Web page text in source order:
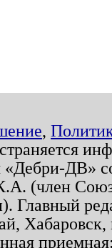
,
«Дебри-ДВ»
(член
Главный